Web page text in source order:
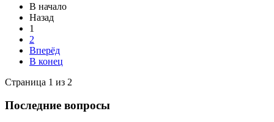
В начало
Назад
1
2
Вперёд
В конец
Страница 1 из 2
Последние вопросы